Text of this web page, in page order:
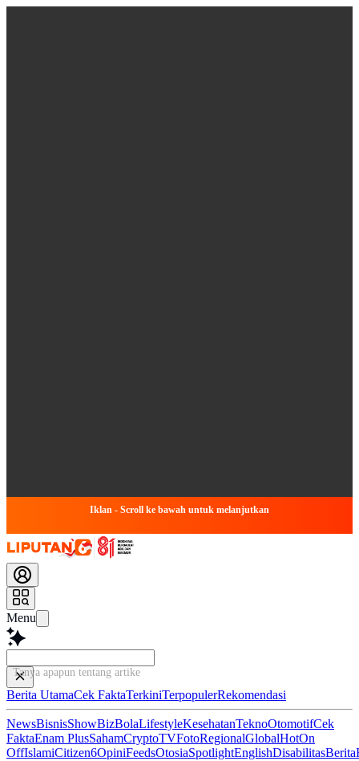
Iklan - Scroll ke bawah untuk melanjutkan
Menu
Tanya apapun tentang artikel ini...
Berita UtamaCek FaktaTerkiniTerpopulerRekomendasi
NewsBisnisShowBizBolaLifestyleKesehatanTeknoOtomotifCek
FaktaEnam PlusSahamCryptoTVFotoRegionalGlobalHotOn
OffIslamiCitizen6OpiniFeedsOtosiaSpotlightEnglishDisabilitasBerita